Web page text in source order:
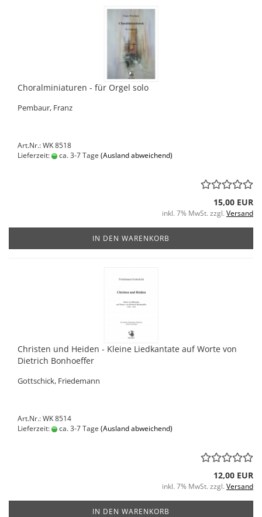
Choralminiaturen - für Orgel solo
Pembaur, Franz
Art.Nr.: WK 8518
Lieferzeit:
ca. 3-7 Tage (Ausland abweichend)
15,00 EUR
inkl. 7% MwSt. zzgl. Versand
IN DEN WARENKORB
Christen und Heiden - Kleine Liedkantate auf Worte von
Dietrich Bonhoeffer
Gottschick, Friedemann
Art.Nr.: WK 8514
Lieferzeit:
ca. 3-7 Tage (Ausland abweichend)
12,00 EUR
inkl. 7% MwSt. zzgl. Versand
IN DEN WARENKORB